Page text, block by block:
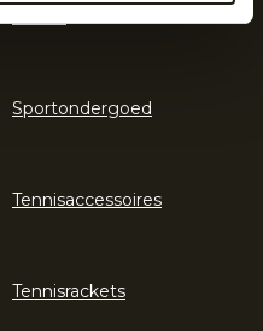
Sportondergoed
Tennisaccessoires
Tennisrackets